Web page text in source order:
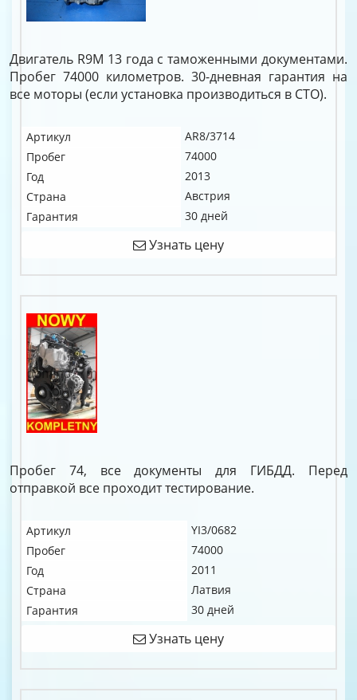
Двигатель R9M 13 года с таможенными документами.
Пробег 74000 километров. 30-дневная гарантия на
все моторы (если установка производиться в СТО).
Артикул
AR8/3714
Пробег
74000
Год
2013
Страна
Австрия
Гарантия
30 дней
Узнать цену
Пробег 74, все документы для ГИБДД. Перед
отправкой все проходит тестирование.
Артикул
YI3/0682
Пробег
74000
Год
2011
Страна
Латвия
Гарантия
30 дней
Узнать цену